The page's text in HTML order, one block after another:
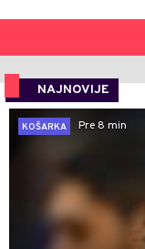
NAJNOVIJE
KOŠARKA
Pre 8 min